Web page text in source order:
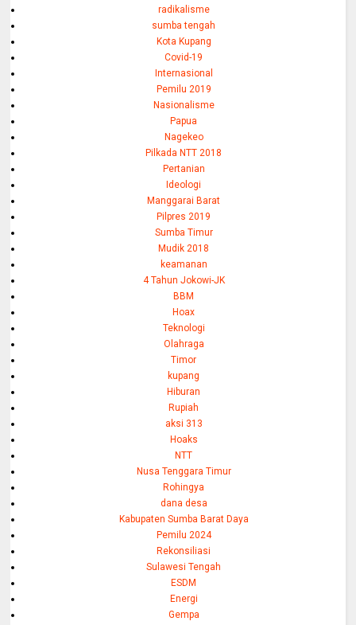
radikalisme
sumba tengah
Kota Kupang
Covid-19
Internasional
Pemilu 2019
Nasionalisme
Papua
Nagekeo
Pilkada NTT 2018
Pertanian
Ideologi
Manggarai Barat
Pilpres 2019
Sumba Timur
Mudik 2018
keamanan
4 Tahun Jokowi-JK
BBM
Hoax
Teknologi
Olahraga
Timor
kupang
Hiburan
Rupiah
aksi 313
Hoaks
NTT
Nusa Tenggara Timur
Rohingya
dana desa
Kabupaten Sumba Barat Daya
Pemilu 2024
Rekonsiliasi
Sulawesi Tengah
ESDM
Energi
Gempa